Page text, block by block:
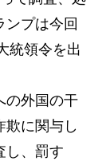
ンプは今回
統領令を出
の外国の干
欺に関与し
し、罰す